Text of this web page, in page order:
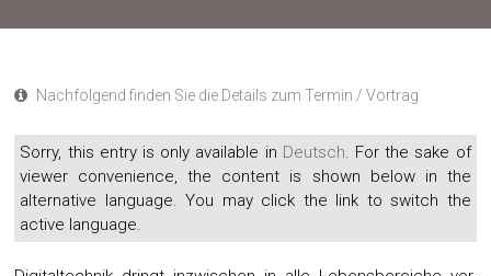
Nachfolgend finden Sie die Details zum Termin / Vortrag
Sorry, this entry is only available in Deutsch. For the sake of
viewer convenience, the content is shown below in the
alternative language. You may click the link to switch the
active language.